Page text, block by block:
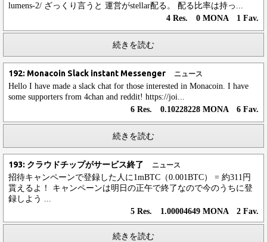
lumens-2/ ざっくり言うと 運営がstellar配る。 配る比率は持っ...
4 Res. 0 MONA 1 Fav.
続きを読む
192: Monacoin Slack instant Messenger ニュース
Hello I have made a slack chat for those interested in Monacoin. I have
some supporters from 4chan and reddit! https://joi...
6 Res. 0.10228228 MONA 6 Fav.
続きを読む
193: クラウドチップがサービス終了 ニュース
招待キャンペーンで登録した人に1mBTC（0.001BTC） = 約311円
貰えるよ！ キャンペーンは明日の正午で終了なので今のうちに登
録しよう ...
5 Res. 1.00004649 MONA 2 Fav.
続きを読む